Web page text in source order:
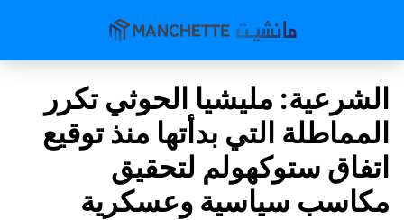
الشرعية: مليشيا الحوثي تكرر
المماطلة التي بدأتها منذ توقيع
اتفاق ستوكهولم لتحقيق
مكاسب سياسية وعسكرية